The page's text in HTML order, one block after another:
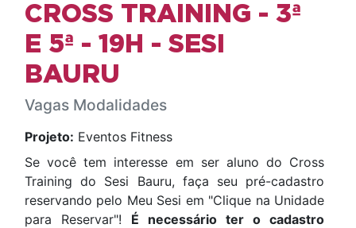
CROSS TRAINING - 3ª
E 5ª - 19H - SESI
BAURU
Vagas Modalidades
Projeto: Eventos Fitness
Se você tem interesse em ser aluno do Cross
Training do Sesi Bauru, faça seu pré-cadastro
reservando pelo Meu Sesi em "Clique na Unidade
para Reservar"! É necessário ter o cadastro